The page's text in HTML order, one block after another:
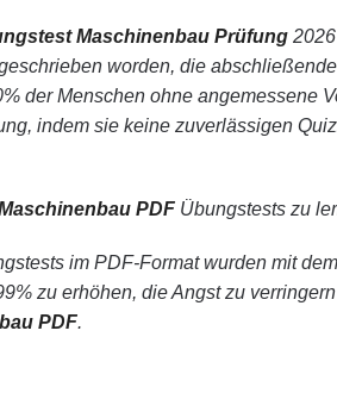
Maschinenbau Prüfung2026
worden, die
der Menschen ohne angemessene
indem sie keine zuverlässigen
PDFÜbungstests zu
im PDF-Format wurden mit
zu erhöhen, die Angst zu
PDF.